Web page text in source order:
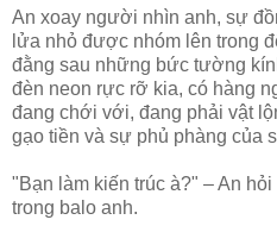
An xoay người nhìn anh, sự
lửa nhỏ được nhóm lên trong
đằng sau những bức tường
đèn neon rực rỡ kia, có hàng
đang chới với, đang phải vật
gạo tiền và sự phủ phàng của
"Bạn làm kiến trúc à?" – An
trong balo anh.